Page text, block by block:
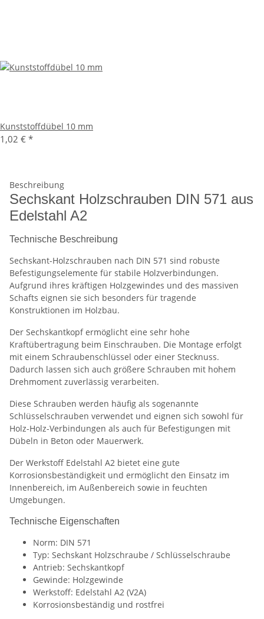
Kunststoffdübel 10 mm
1,02 € *
Beschreibung
Sechskant Holzschrauben DIN 571 aus
Edelstahl A2
Technische Beschreibung
Sechskant-Holzschrauben nach DIN 571 sind robuste
Befestigungselemente für stabile Holzverbindungen.
Aufgrund ihres kräftigen Holzgewindes und des massiven
Schafts eignen sie sich besonders für tragende
Konstruktionen im Holzbau.
Der Sechskantkopf ermöglicht eine sehr hohe
Kraftübertragung beim Einschrauben. Die Montage erfolgt
mit einem Schraubenschlüssel oder einer Stecknuss.
Dadurch lassen sich auch größere Schrauben mit hohem
Drehmoment zuverlässig verarbeiten.
Diese Schrauben werden häufig als sogenannte
Schlüsselschrauben verwendet und eignen sich sowohl für
Holz-Holz-Verbindungen als auch für Befestigungen mit
Dübeln in Beton oder Mauerwerk.
Der Werkstoff Edelstahl A2 bietet eine gute
Korrosionsbeständigkeit und ermöglicht den Einsatz im
Innenbereich, im Außenbereich sowie in feuchten
Umgebungen.
Technische Eigenschaften
Norm: DIN 571
Typ: Sechskant Holzschraube / Schlüsselschraube
Antrieb: Sechskantkopf
Gewinde: Holzgewinde
Werkstoff: Edelstahl A2 (V2A)
Korrosionsbeständig und rostfrei